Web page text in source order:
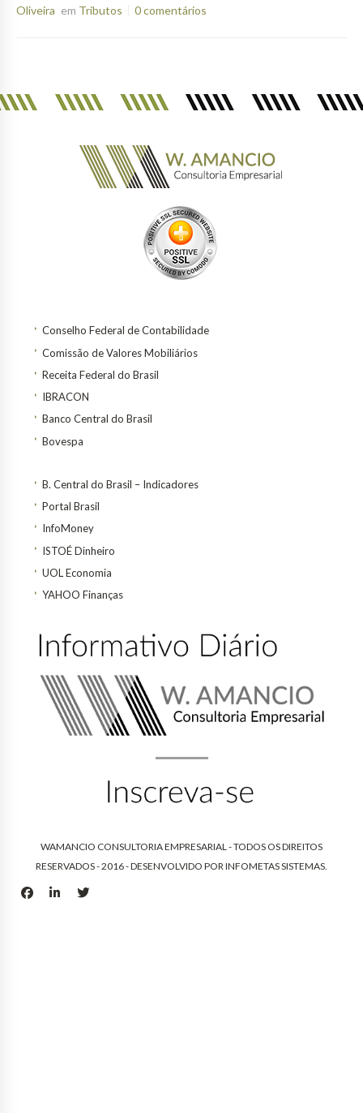
Oliveira em Tributos 0 comentários
Conselho Federal de Contabilidade
Comissão de Valores Mobiliários
Receita Federal do Brasil
IBRACON
Banco Central do Brasil
Bovespa
B. Central do Brasil – Indicadores
Portal Brasil
InfoMoney
ISTOÉ Dinheiro
UOL Economia
YAHOO Finanças
WAMANCIO CONSULTORIA EMPRESARIAL - TODOS OS DIREITOS
RESERVADOS - 2016 - DESENVOLVIDO PORINFOMETAS SISTEMAS.